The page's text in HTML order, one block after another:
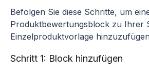
Befolgen Sie diese Schritte, um
Produktbewertungsblock zu Ihrer
Einzelproduktvorlage
Schritt 1: Block hinzufügen